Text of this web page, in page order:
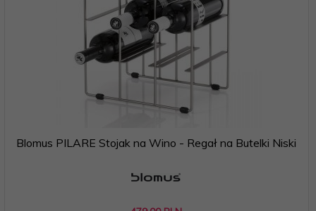
Blomus PILARE Stojak na Wino - Regał na Butelki Niski